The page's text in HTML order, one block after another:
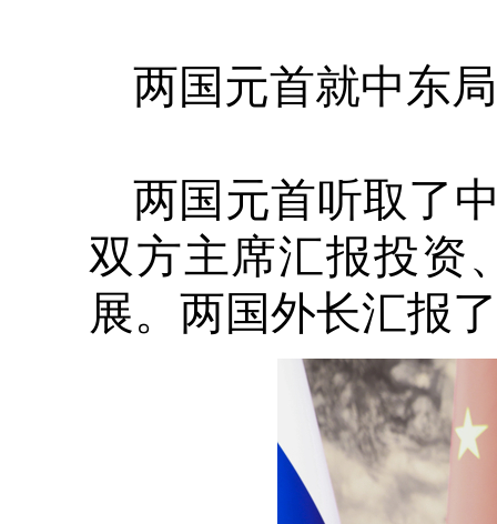
两国元首就中东
两国元首听取了
双方主席汇报投资
展。两国外长汇报